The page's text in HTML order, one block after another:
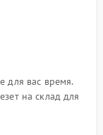
для вас время.
на склад для